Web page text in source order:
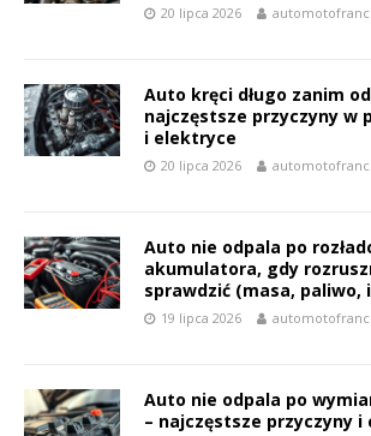
20 lipca 2026
Auto kręci długo zanim
najczęstsze przyczyny w
i elektryce
20 lipca 2026
Auto nie odpala po
akumulatora, gdy
sprawdzić (masa, paliwo,
19 lipca 2026
Auto nie odpala po
– najczęstsze przyczyny i